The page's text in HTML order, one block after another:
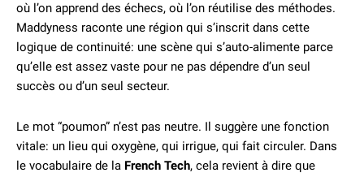
où l’on apprend des échecs, où l’on réutilise des méthodes.
Maddyness raconte une région qui s’inscrit dans cette
logique de continuité: une scène qui s’auto-alimente parce
qu’elle est assez vaste pour ne pas dépendre d’un seul
succès ou d’un seul secteur.
Le mot “poumon” n’est pas neutre. Il suggère une fonction
vitale: un lieu qui oxygène, qui irrigue, qui fait circuler. Dans
le vocabulaire de la French Tech, cela revient à dire que